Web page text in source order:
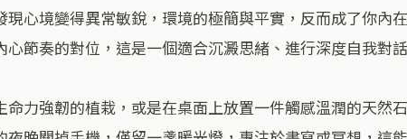
現心境變得異常敏銳，環境的極簡與平實，反而成了你內
心節奏的對位，這是一個適合沉澱思緒、進行深度自我對
命力強韌的植栽，或是在桌面上放置一件觸感溫潤的天然